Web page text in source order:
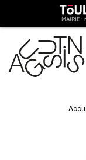
Gestion de vos